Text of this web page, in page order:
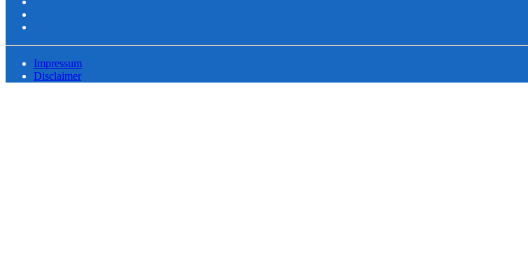
Impressum
Disclaimer